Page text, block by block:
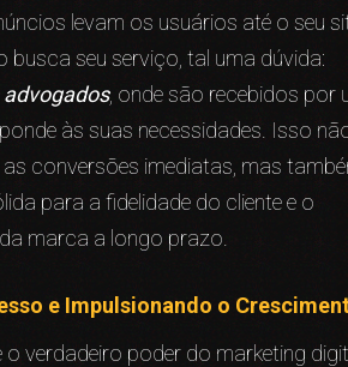
levam os usuários até o seu
busca seu serviço, tal uma dúvida:
, onde são recebidos por
às suas necessidades. Isso
conversões imediatas, mas
para a fidelidade do cliente e o
marca a longo prazo.
e Impulsionando o
verdadeiro poder do marketing